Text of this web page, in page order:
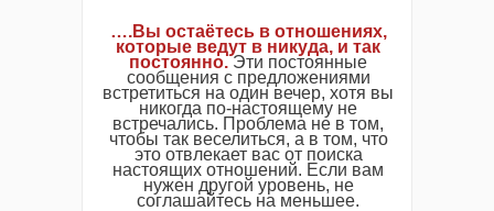
….Вы остаётесь в отношениях,
которые ведут в никуда, и так
постоянно.Эти постоянные
сообщения с предложениями
встретиться на один вечер, хотя вы
никогда по-настоящему не
встречались. Проблема не в том,
чтобы так веселиться, а в том, что
это отвлекает вас от поиска
настоящих отношений. Если вам
нужен другой уровень, не
соглашайтесь на меньшее.